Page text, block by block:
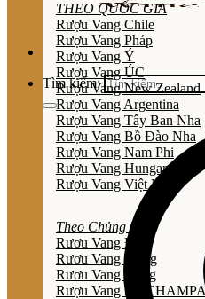
Tìm kiếm:
THEO QUỐC GIA
Rượu Vang Chile
Rượu Vang Pháp
Rượu Vang Ý
Rượu Vang ÚC
Rượu Vang New Zealand
Rượu Vang Argentina
Rượu Vang Tây Ban Nha
Rượu Vang Bồ Đào Nha
Rượu Vang Nam Phi
Rượu Vang Hungary
Rượu Vang Việt Nam
Theo Chủng Loại
Rươu Vang Đỏ
Rươu Vang Trắng
Rươu Vang Hồng
Rượu Vang Nổ/